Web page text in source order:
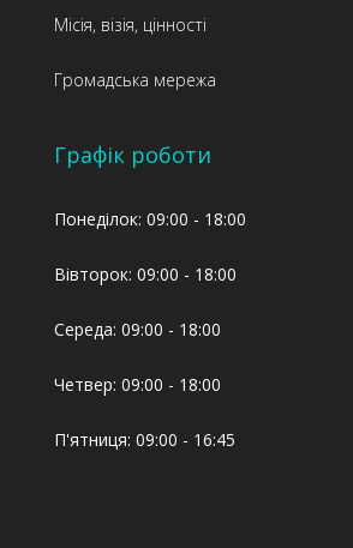
Місія, візія, цінності
Громадська мережа
Графік роботи
Понеділок: 09:00 - 18:00
Вівторок: 09:00 - 18:00
Середа: 09:00 - 18:00
Четвер: 09:00 - 18:00
П'ятниця: 09:00 - 16:45